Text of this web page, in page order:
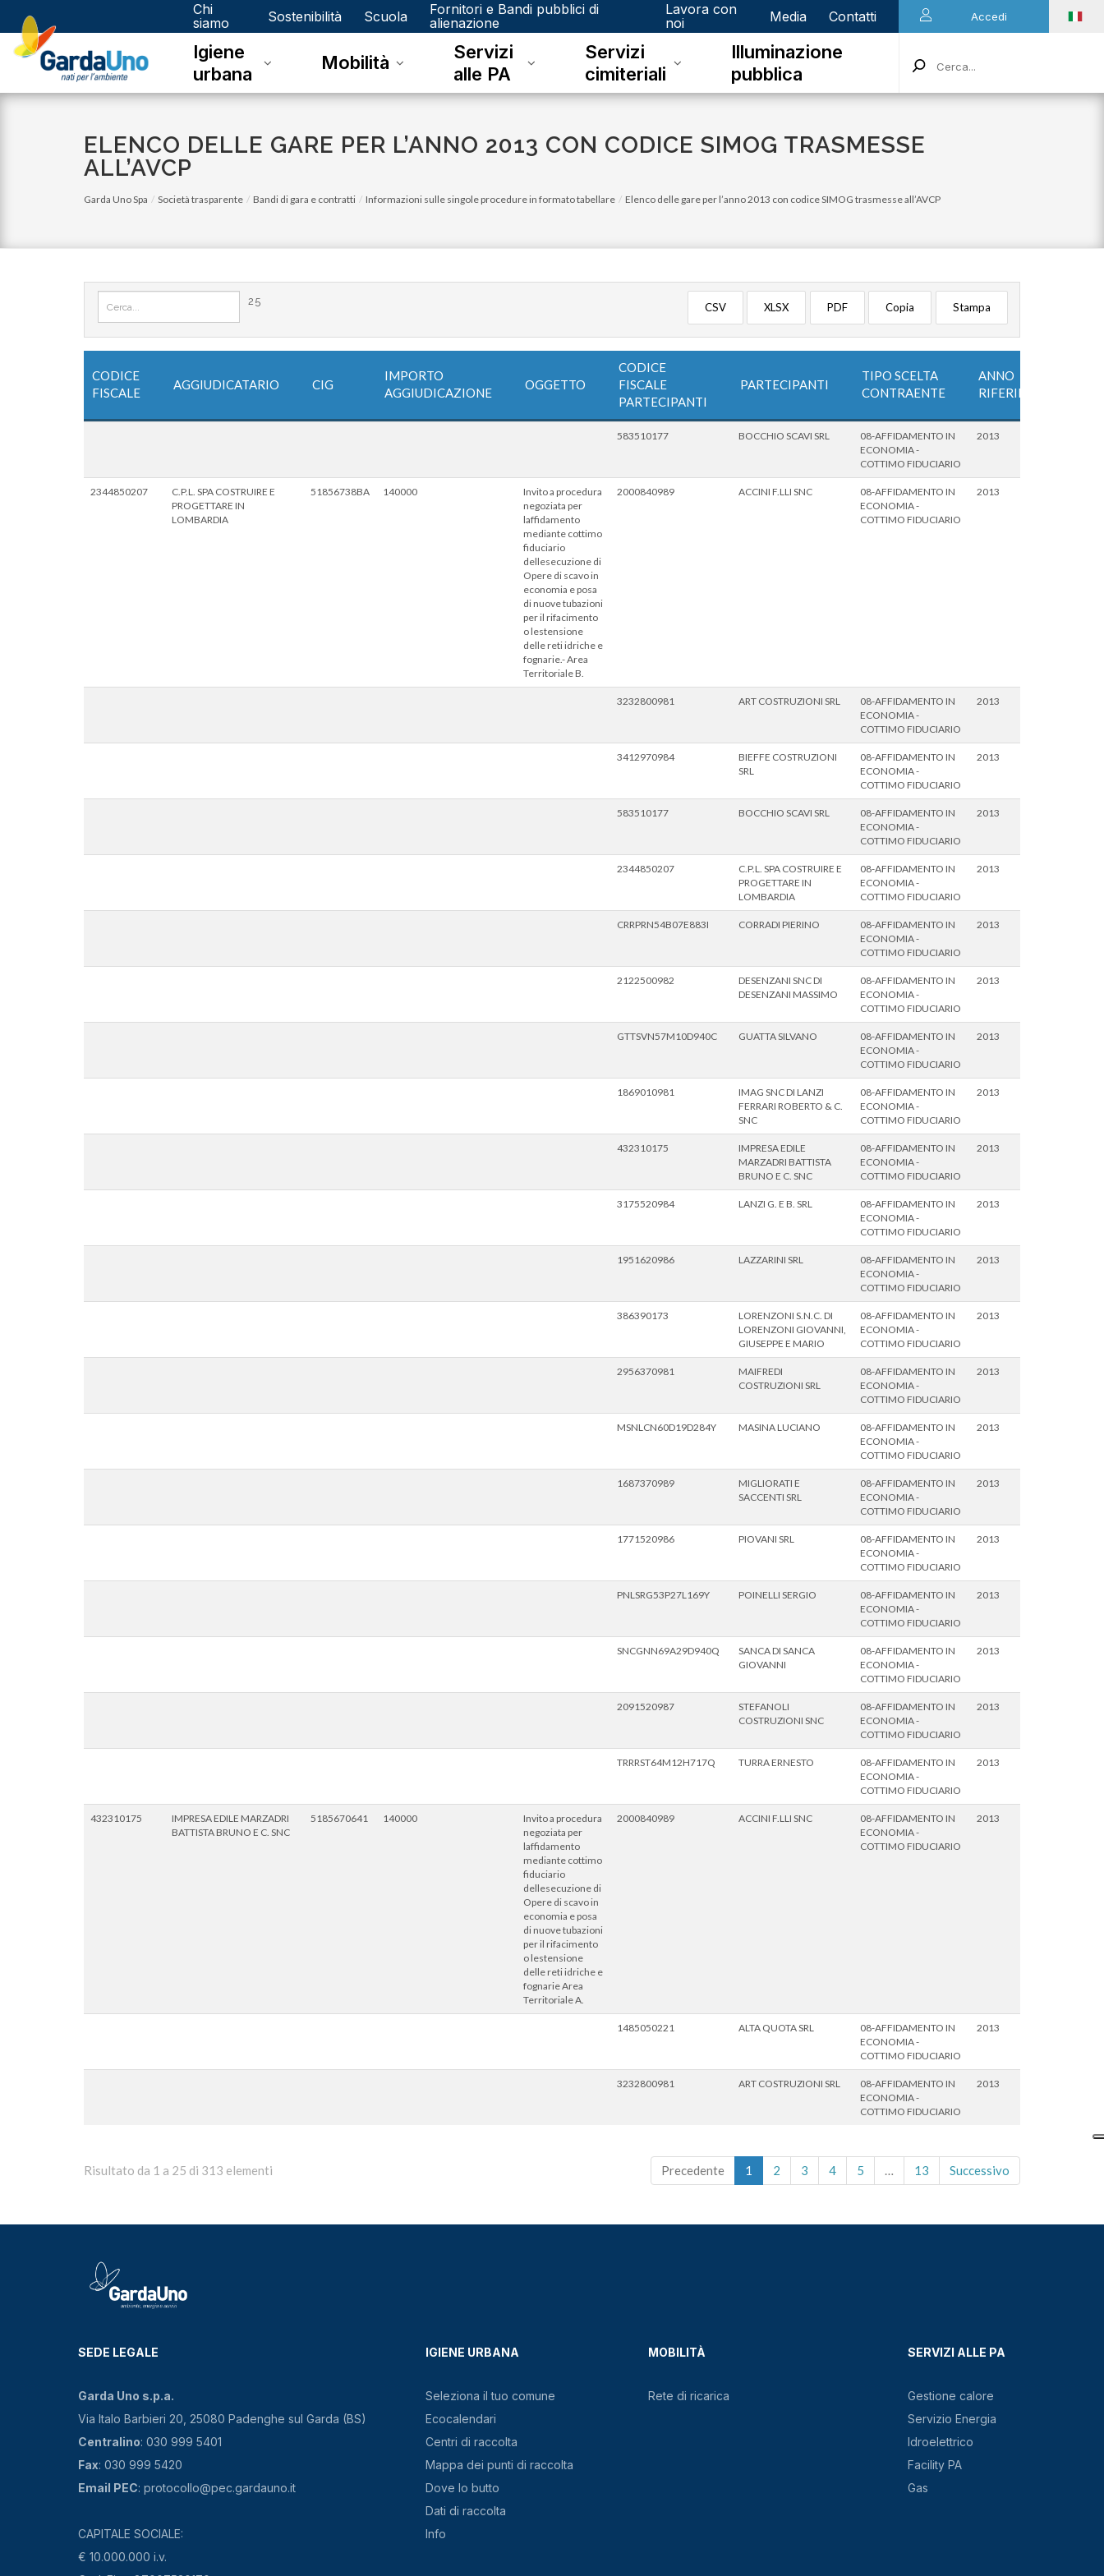
Gardauno
Spa
Chi
siamo
Sostenibilità Scuola
Fornitori e Bandi pubblici di
alienazione
Lavora con
noi
Media Contatti Accedi
Igiene
urbana
Mobilità
Servizi
alle PA
Servizi
cimiteriali
Illuminazione
pubblica
ELENCO DELLE GARE PER L’ANNO 2013 CON CODICE SIMOG TRASMESSE
ALL’AVCP
Garda Uno Spa Società trasparente Bandi di gara e contratti Informazioni sulle singole procedure in formato tabellare Elenco delle gare per l’anno 2013 con codice SIMOG trasmesse all’AVCP
25 CSV XLSX PDF Copia Stampa
CODICE
FISCALE
AGGIUDICATARIO CIG
IMPORTO
AGGIUDICAZIONE
OGGETTO
CODICE
FISCALE
PARTECIPANTI
PARTECIPANTI
TIPO SCELTA
CONTRAENTE
ANNO
RIFERIMENTO
583510177 BOCCHIO SCAVI SRL
08-AFFIDAMENTO IN
ECONOMIA -
COTTIMO FIDUCIARIO
2013
2344850207
C.P.L. SPA COSTRUIRE E
PROGETTARE IN
LOMBARDIA
51856738BA 140000
Invito a procedura
negoziata per
laffidamento
mediante cottimo
fiduciario
dellesecuzione di
Opere di scavo in
economia e posa
di nuove tubazioni
per il rifacimento
o lestensione
delle reti idriche e
fognarie.- Area
Territoriale B.
2000840989 ACCINI F.LLI SNC
08-AFFIDAMENTO IN
ECONOMIA -
COTTIMO FIDUCIARIO
2013
3232800981 ART COSTRUZIONI SRL
08-AFFIDAMENTO IN
ECONOMIA -
COTTIMO FIDUCIARIO
2013
3412970984
BIEFFE COSTRUZIONI
SRL
08-AFFIDAMENTO IN
ECONOMIA -
COTTIMO FIDUCIARIO
2013
583510177 BOCCHIO SCAVI SRL
08-AFFIDAMENTO IN
ECONOMIA -
COTTIMO FIDUCIARIO
2013
2344850207
C.P.L. SPA COSTRUIRE E
PROGETTARE IN
LOMBARDIA
08-AFFIDAMENTO IN
ECONOMIA -
COTTIMO FIDUCIARIO
2013
CRRPRN54B07E883I CORRADI PIERINO
08-AFFIDAMENTO IN
ECONOMIA -
COTTIMO FIDUCIARIO
2013
2122500982
DESENZANI SNC DI
DESENZANI MASSIMO
08-AFFIDAMENTO IN
ECONOMIA -
COTTIMO FIDUCIARIO
2013
GTTSVN57M10D940C GUATTA SILVANO
08-AFFIDAMENTO IN
ECONOMIA -
COTTIMO FIDUCIARIO
2013
1869010981
IMAG SNC DI LANZI
FERRARI ROBERTO & C.
SNC
08-AFFIDAMENTO IN
ECONOMIA -
COTTIMO FIDUCIARIO
2013
432310175
IMPRESA EDILE
MARZADRI BATTISTA
BRUNO E C. SNC
08-AFFIDAMENTO IN
ECONOMIA -
COTTIMO FIDUCIARIO
2013
3175520984 LANZI G. E B. SRL
08-AFFIDAMENTO IN
ECONOMIA -
COTTIMO FIDUCIARIO
2013
1951620986 LAZZARINI SRL
08-AFFIDAMENTO IN
ECONOMIA -
COTTIMO FIDUCIARIO
2013
386390173
LORENZONI S.N.C. DI
LORENZONI GIOVANNI,
GIUSEPPE E MARIO
08-AFFIDAMENTO IN
ECONOMIA -
COTTIMO FIDUCIARIO
2013
2956370981
MAIFREDI
COSTRUZIONI SRL
08-AFFIDAMENTO IN
ECONOMIA -
COTTIMO FIDUCIARIO
2013
MSNLCN60D19D284Y MASINA LUCIANO
08-AFFIDAMENTO IN
ECONOMIA -
COTTIMO FIDUCIARIO
2013
1687370989
MIGLIORATI E
SACCENTI SRL
08-AFFIDAMENTO IN
ECONOMIA -
COTTIMO FIDUCIARIO
2013
1771520986 PIOVANI SRL
08-AFFIDAMENTO IN
ECONOMIA -
COTTIMO FIDUCIARIO
2013
PNLSRG53P27L169Y POINELLI SERGIO
08-AFFIDAMENTO IN
ECONOMIA -
COTTIMO FIDUCIARIO
2013
SNCGNN69A29D940Q
SANCA DI SANCA
GIOVANNI
08-AFFIDAMENTO IN
ECONOMIA -
COTTIMO FIDUCIARIO
2013
2091520987
STEFANOLI
COSTRUZIONI SNC
08-AFFIDAMENTO IN
ECONOMIA -
COTTIMO FIDUCIARIO
2013
TRRRST64M12H717Q TURRA ERNESTO
08-AFFIDAMENTO IN
ECONOMIA -
COTTIMO FIDUCIARIO
2013
432310175
IMPRESA EDILE MARZADRI
BATTISTA BRUNO E C. SNC
5185670641 140000
Invito a procedura
negoziata per
laffidamento
mediante cottimo
fiduciario
dellesecuzione di
Opere di scavo in
economia e posa
di nuove tubazioni
per il rifacimento
o lestensione
delle reti idriche e
fognarie Area
Territoriale A.
2000840989 ACCINI F.LLI SNC
08-AFFIDAMENTO IN
ECONOMIA -
COTTIMO FIDUCIARIO
2013
1485050221 ALTA QUOTA SRL
08-AFFIDAMENTO IN
ECONOMIA -
COTTIMO FIDUCIARIO
2013
3232800981 ART COSTRUZIONI SRL
08-AFFIDAMENTO IN
ECONOMIA -
COTTIMO FIDUCIARIO
2013
Risultato da 1 a 25 di 313 elementi Precedente 1 2 3 4 5 … 13 Successivo
SEDE LEGALE
Garda Uno s.p.a.
Via Italo Barbieri 20, 25080 Padenghe sul Garda (BS)
Centralino: 030 999 5401
Fax: 030 999 5420
Email PEC: protocollo@pec.gardauno.it
CAPITALE SOCIALE:
€ 10.000.000 i.v.
IGIENE URBANA
Seleziona il tuo comune
Ecocalendari
Centri di raccolta
Mappa dei punti di raccolta
Dove lo butto
Dati di raccolta
Info
MOBILITÀ
Rete di ricarica
SERVIZI ALLE PA
Gestione calore
Servizio Energia
Idroelettrico
Facility PA
Gas